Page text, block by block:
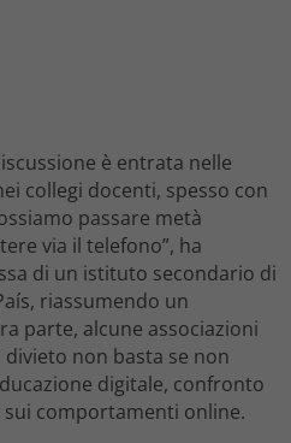
è entrata nelle
collegi docenti, spesso con
passare metà
via il telefono”, ha
di un istituto secondario di
riassumendo un
parte, alcune associazioni
non basta se non
digitale, confronto
comportamenti online.